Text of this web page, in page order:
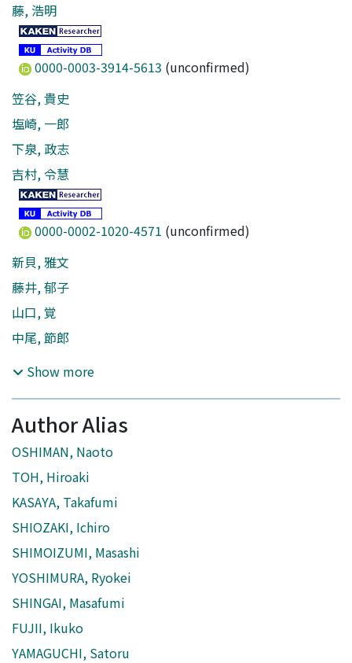
藤, 浩明
0000-0003-3914-5613 (unconfirmed)
笠谷, 貴史
塩崎, 一郎
下泉, 政志
吉村, 令慧
0000-0002-1020-4571 (unconfirmed)
新貝, 雅文
藤井, 郁子
山口, 覚
中尾, 節郎
Show more
Author Alias
OSHIMAN, Naoto
TOH, Hiroaki
KASAYA, Takafumi
SHIOZAKI, Ichiro
SHIMOIZUMI, Masashi
YOSHIMURA, Ryokei
SHINGAI, Masafumi
FUJII, Ikuko
YAMAGUCHI, Satoru